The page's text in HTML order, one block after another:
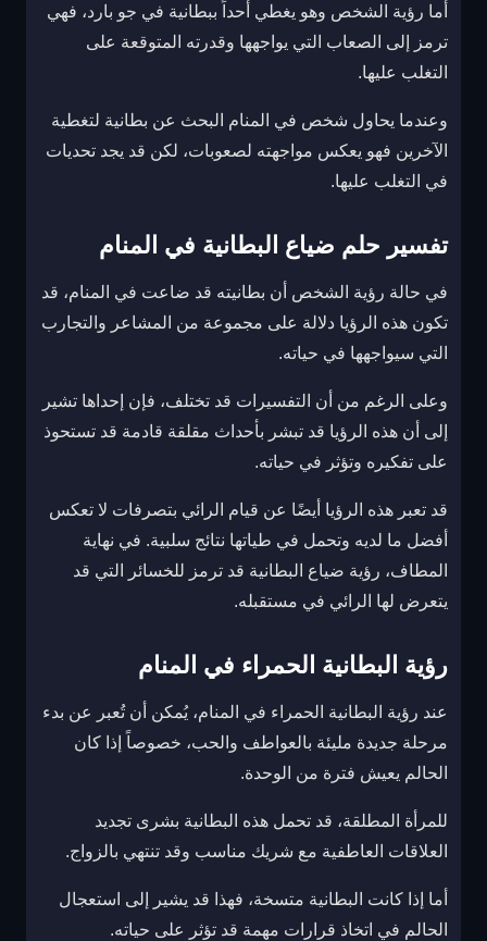
أما رؤية الشخص وهو يغطي أحداً ببطانية في جو بارد، فهي
ترمز إلى الصعاب التي يواجهها وقدرته المتوقعة على
التغلب عليها.
وعندما يحاول شخص في المنام البحث عن بطانية لتغطية
الآخرين فهو يعكس مواجهته لصعوبات، لكن قد يجد تحديات
في التغلب عليها.
تفسير حلم ضياع البطانية في المنام
في حالة رؤية الشخص أن بطانيته قد ضاعت في المنام، قد
تكون هذه الرؤيا دلالة على مجموعة من المشاعر والتجارب
التي سيواجهها في حياته.
وعلى الرغم من أن التفسيرات قد تختلف، فإن إحداها تشير
إلى أن هذه الرؤيا قد تبشر بأحداث مقلقة قادمة قد تستحوذ
على تفكيره وتؤثر في حياته.
قد تعبر هذه الرؤيا أيضًا عن قيام الرائي بتصرفات لا تعكس
أفضل ما لديه وتحمل في طياتها نتائج سلبية. في نهاية
المطاف، رؤية ضياع البطانية قد ترمز للخسائر التي قد
يتعرض لها الرائي في مستقبله.
رؤية البطانية الحمراء في المنام
عند رؤية البطانية الحمراء في المنام، يُمكن أن تُعبر عن بدء
مرحلة جديدة مليئة بالعواطف والحب، خصوصاً إذا كان
الحالم يعيش فترة من الوحدة.
للمرأة المطلقة، قد تحمل هذه البطانية بشرى تجديد
العلاقات العاطفية مع شريك مناسب وقد تنتهي بالزواج.
أما إذا كانت البطانية متسخة، فهذا قد يشير إلى استعجال
الحالم في اتخاذ قرارات مهمة قد تؤثر على حياته.